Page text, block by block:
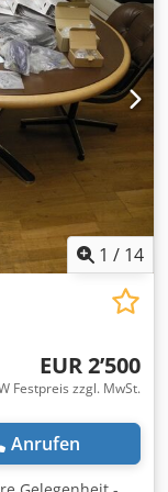
Formelle
Gerät –
1 / 14
EUR 2’500
Festpreis zzgl. MwSt.
Anrufen